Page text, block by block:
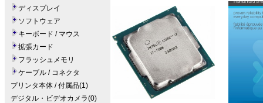
ディスプレイ
ソフトウェア
キーボード / マウス
拡張カード
フラッシュメモリ
ケーブル / コネクタ
プリンタ本体 / 付属品(1)
デジタル・ビデオカメラ(0)